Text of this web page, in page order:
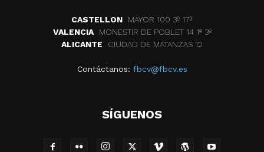
CASTELLON
MAYOR 100 3º 17ª
VALENCIA
MONESTIR DE POBLET 14 1ª 3º
ALICANTE
CIUDAD DE MATANZAS 12
Contáctanos: fbcv@fbcv.es
SÍGUENOS